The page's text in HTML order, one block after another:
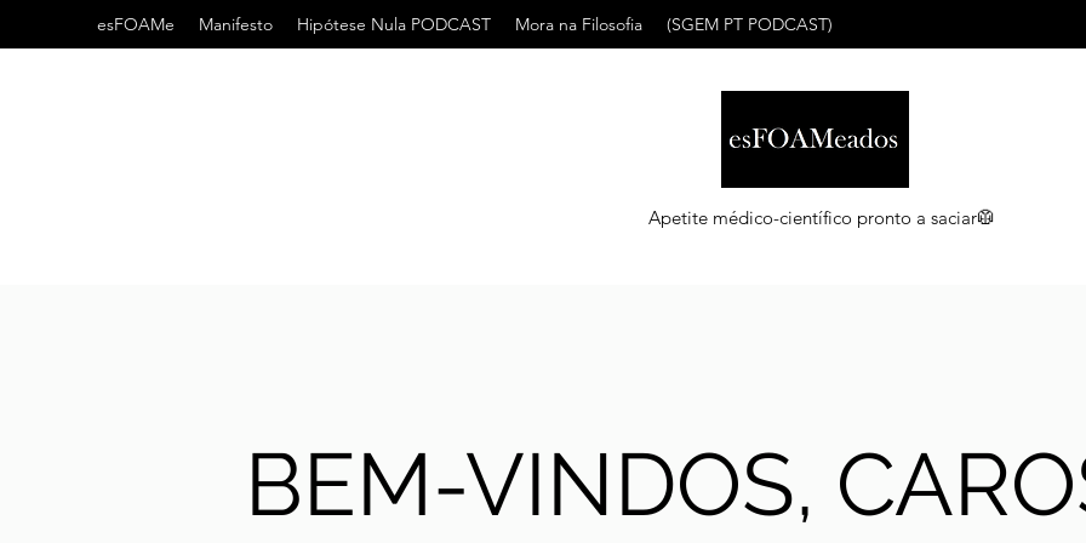
esFOAMe Manifesto Hipótese Nula PODCAST Mora na Filosofia (SGEM PT PODCAST)
Apetite médico-científico pronto a saciar🥼
BEM-VINDOS,